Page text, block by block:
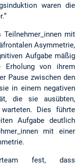
waren die
mit
Asymmetrie,
Aufgabe mäßig
Erholung von ihrem
Pause zwischen den
in einem negativen
die sie ausübten,
Dies führte
Aufgabe deutlich
mit einer
fest, dass